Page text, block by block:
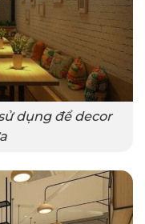
dụng để decor